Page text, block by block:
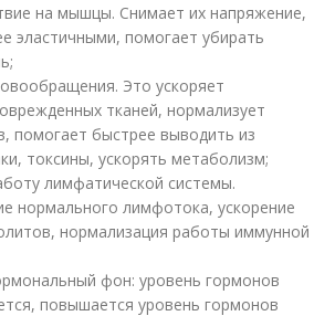
на мышцы. Снимает их напряжение,
эластичными, помогает убирать
Это ускоряет
тканей, нормализует
помогает быстрее выводить из
токсины, ускорять метаболизм;
лимфатической системы.
нормального лимфотока, ускорение
нормализация работы иммунной
фон: уровень гормонов
повышается уровень гормонов